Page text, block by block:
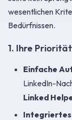
wesentlichen
Bedürfnissen.
1. Ihre
Einfache
LinkedIn-
Linked
Integriertes